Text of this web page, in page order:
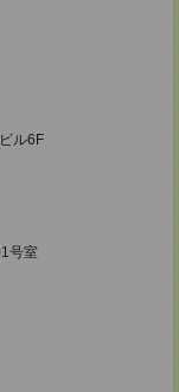
ル6F
号室